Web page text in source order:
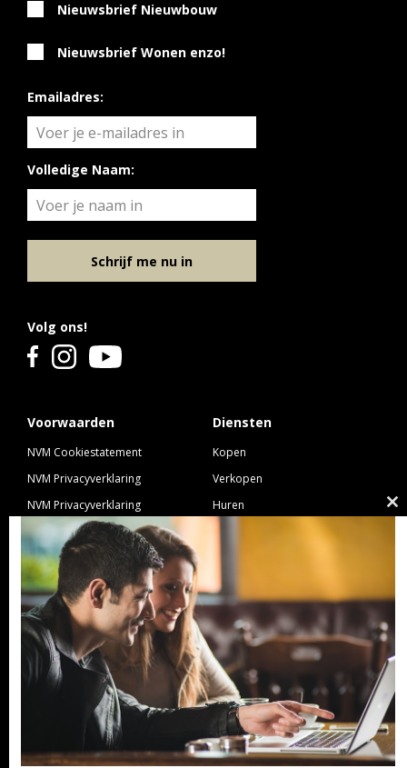
Voorwaarden
NVM Cookiestatement
NVM Privacyverklaring
NVM Privacyverklaring
Nieuwbouw
NVM Voorwaarden Consument
NVM Voorwaarden
Professionele Opdrachtgevers
Diensten
Kopen
Verkopen
Huren
Hypotheek
Verzekeren
Links
Ibiza Real Estate BDK
NieuwWonenUtrecht
Volg ons!
Nieuwsbrief Nieuwbouw
Nieuwsbrief Wonen enzo!
Emailadres:
Volledige Naam:
Schrijf me nu in